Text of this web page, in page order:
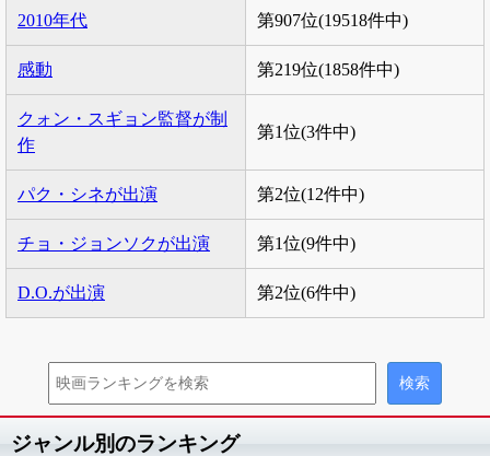
2010年代 第907位(19518件中)
感動 第219位(1858件中)
クォン・スギョン監督が制
作
第1位(3件中)
パク・シネが出演 第2位(12件中)
チョ・ジョンソクが出演 第1位(9件中)
D.O.が出演 第2位(6件中)
ジャンル別のランキング